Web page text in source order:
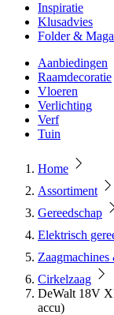
Inspiratie
Klusadvies
Folder &
Aanbiedingen
Raamdecoratie
Vloeren
Verlichting
Verf
Tuin
Home
Assortiment
Gereedschap
Elektrisch
Cirkelzaag
DeWalt 18V
accu)